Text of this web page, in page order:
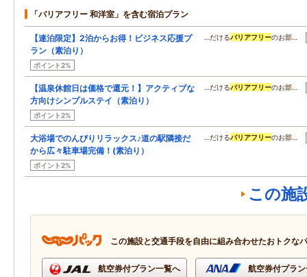
「バリアフリー 和洋室」を含む宿泊プラン
【連泊限定】2泊からお得！ビジネス応援プ
ラン（素泊り）
ポイント2%
…だけるバリアフリーのお部…
【温泉休館日は価格で還元！】アクティブな
方向けシンプルステイ（素泊り）
ポイント2%
…だけるバリアフリーのお部…
大浴場でのんびりリラックス♪道の駅隣接だ
から広々駐車場完備！(素泊り）
ポイント2%
…だけるバリアフリーのお部…
この施
この施設と交通手段を自由に組み合わせたおトクな
航空券付プラン一覧へ 航空券付プラ